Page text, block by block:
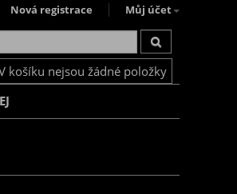
Nová registrace Můj účet
košíku nejsou žádné položky